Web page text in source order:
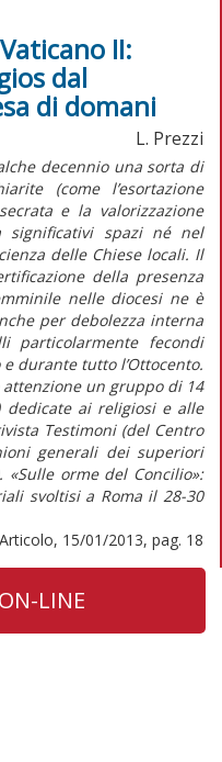
II:
dal
di domani
L. Prezzi
decennio una sorta di
(come l’esortazione
e la valorizzazione
significativi spazi né nel
delle Chiese locali. Il
della presenza
nelle diocesi ne è
per debolezza interna
particolarmente fecondi
durante tutto l’Ottocento.
attenzione un gruppo di 14
ai religiosi e alle
Testimoni (del Centro
generali dei superiori
«Sulle orme del Concilio»:
svoltisi a Roma il 28-30
Articolo, 15/01/2013, pag. 18
LINE